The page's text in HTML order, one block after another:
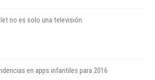
no es solo una televisión
en apps infantiles para 2016